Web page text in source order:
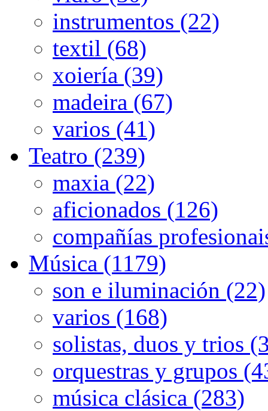
instrumentos (22)
textil (68)
xoiería (39)
madeira (67)
varios (41)
Teatro (239)
maxia (22)
aficionados (126)
compañías
Música (1179)
son e iluminación (22)
varios (168)
solistas, duos y trios
orquestras y grupos
música clásica (283)